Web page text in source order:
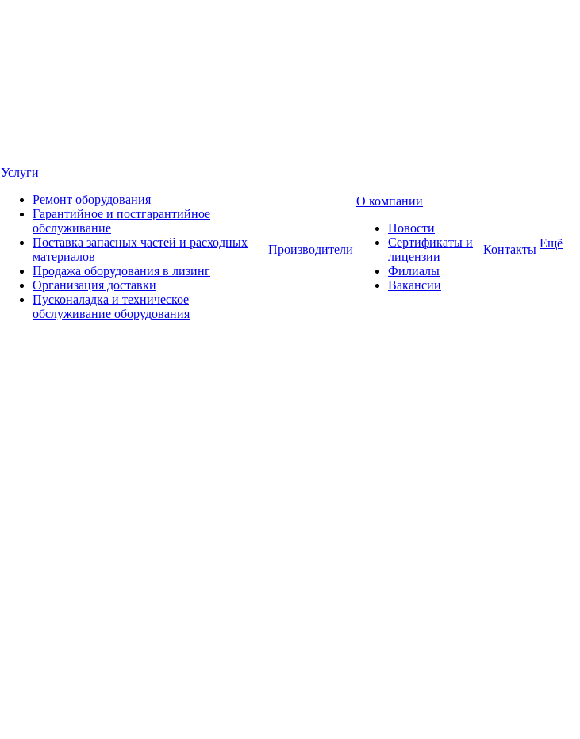
Услуги
Ремонт оборудования
Гарантийное и постгарантийное
обслуживание
Поставка запасных частей и расходных
материалов
Продажа оборудования в лизинг
Организация доставки
Пусконаладка и техническое
обслуживание оборудования
Производители
О компании
Новости
Сертификаты и
лицензии
Филиалы
Вакансии
Контакты Ещё